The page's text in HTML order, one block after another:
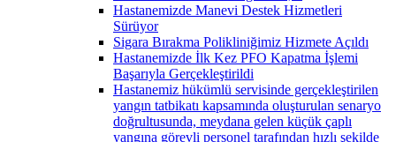
Hastanemizde Manevi Destek Hizmetleri
Sürüyor
Sigara Bırakma Polikliniğimiz Hizmete Açıldı
Hastanemizde İlk Kez PFO Kapatma İşlemi
Başarıyla Gerçekleştirildi
Hastanemiz hükümlü servisinde gerçekleştirilen
yangın tatbikatı kapsamında oluşturulan senaryo
doğrultusunda, meydana gelen küçük çaplı
yangına görevli personel tarafından hızlı şekilde